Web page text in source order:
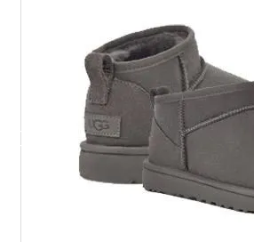
ブランドから探す
INFORMATIOM
支払い方法
配送・送料